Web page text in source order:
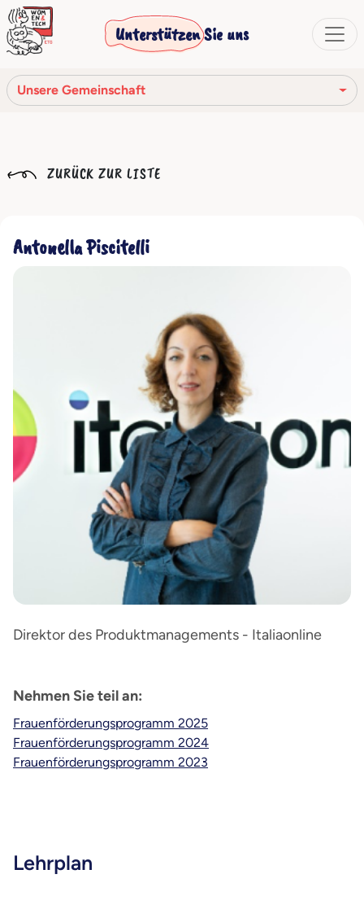
Unterstützen Sie uns
Unsere Gemeinschaft
Unsere Geschichte
Verhaltenskodex
Unsere Gemeinschaft
ZURÜCK ZUR LISTE
Antonella Piscitelli
Direktor des Produktmanagements - Italiaonline
Nehmen Sie teil an:
Frauenförderungsprogramm 2025
Frauenförderungsprogramm 2024
Frauenförderungsprogramm 2023
Lehrplan